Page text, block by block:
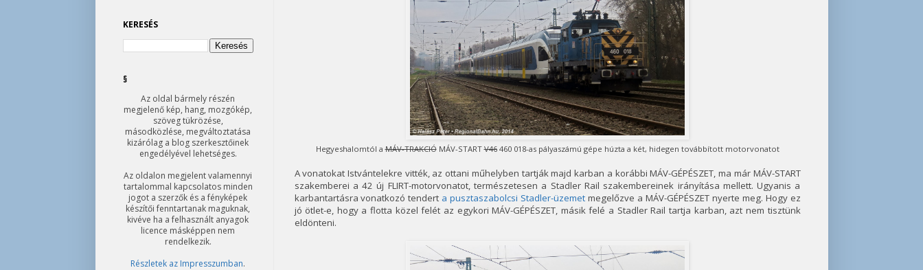
Hegyeshalomtól aMÁV-TRAKCIÓMÁV-STARTV46460 018-as pályaszámú gépe húzta a két, hidegen továbbított motorvonatot
A vonatokat Istvántelekre vitték, az ottani műhelyben tartják majd karban a korábbi MÁV-GÉPÉSZET, ma már MÁV-START
szakemberei a 42 új FLIRT-motorvonatot, természetesen a Stadler Rail szakembereinek irányítása mellett. Ugyanis a
karbantartásra vonatkozó tendert a pusztaszabolcsi Stadler-üzemet megelőzve a MÁV-GÉPÉSZET nyerte meg. Hogy ez
jó ötlet-e, hogy a flotta közel felét az egykori MÁV-GÉPÉSZET, másik felé a Stadler Rail tartja karban, azt nem tisztünk
eldönteni.
KERESÉS
§
Az oldal bármely részén
megjelenő kép, hang, mozgókép,
szöveg tükrözése,
másodközlése, megváltoztatása
kizárólag a blog szerkesztőinek
engedélyével lehetséges.
Az oldalon megjelent valamennyi
tartalommal kapcsolatos minden
jogot a szerzők és a fényképek
készítői fenntartanak maguknak,
kivéve ha a felhasznált anyagok
licence másképpen nem
rendelkezik.
Részletek az Impresszumban.